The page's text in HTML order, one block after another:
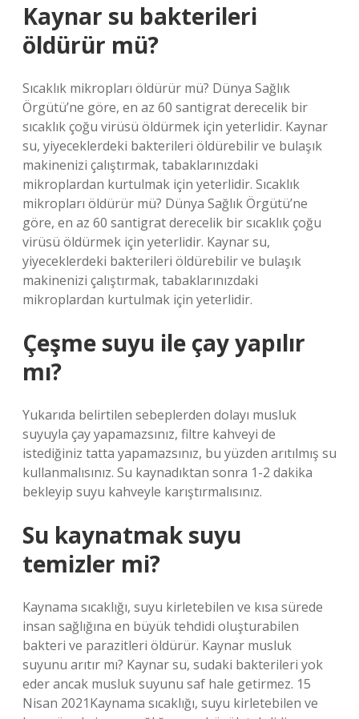
Kaynar su bakterileri
öldürür mü?
Sıcaklık mikropları öldürür mü? Dünya Sağlık
Örgütü’ne göre, en az 60 santigrat derecelik bir
sıcaklık çoğu virüsü öldürmek için yeterlidir. Kaynar
su, yiyeceklerdeki bakterileri öldürebilir ve bulaşık
makinenizi çalıştırmak, tabaklarınızdaki
mikroplardan kurtulmak için yeterlidir. Sıcaklık
mikropları öldürür mü? Dünya Sağlık Örgütü’ne
göre, en az 60 santigrat derecelik bir sıcaklık çoğu
virüsü öldürmek için yeterlidir. Kaynar su,
yiyeceklerdeki bakterileri öldürebilir ve bulaşık
makinenizi çalıştırmak, tabaklarınızdaki
mikroplardan kurtulmak için yeterlidir.
Çeşme suyu ile çay yapılır
mı?
Yukarıda belirtilen sebeplerden dolayı musluk
suyuyla çay yapamazsınız, filtre kahveyi de
istediğiniz tatta yapamazsınız, bu yüzden arıtılmış su
kullanmalısınız. Su kaynadıktan sonra 1-2 dakika
bekleyip suyu kahveyle karıştırmalısınız.
Su kaynatmak suyu
temizler mi?
Kaynama sıcaklığı, suyu kirletebilen ve kısa sürede
insan sağlığına en büyük tehdidi oluşturabilen
bakteri ve parazitleri öldürür. Kaynar musluk
suyunu arıtır mı? Kaynar su, sudaki bakterileri yok
eder ancak musluk suyunu saf hale getirmez. 15
Nisan 2021Kaynama sıcaklığı, suyu kirletebilen ve